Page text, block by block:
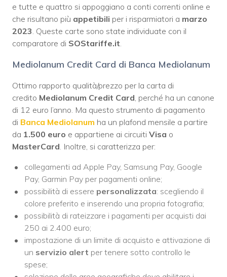
e tutte e quattro si appoggiano a conti correnti online e
che risultano più appetibili per i risparmiatori a marzo
2023 . Queste carte sono state individuate con il
comparatore di SOStariffe.it
Mediolanum Credit Card di Banca Mediolanum
Ottimo rapporto qualità/prezzo per la carta di
credito Mediolanum Credit Card , perché ha un canone
di 12 euro l’anno. Ma questo strumento di pagamento
di Banca Mediolanum ha un plafond mensile a partire
da 1.500 euro e appartiene ai circuiti Visa o
MasterCard . Inoltre, si caratterizza per:
collegamenti ad Apple Pay, Samsung Pay, Google
Pay, Garmin Pay per pagamenti online;
possibilità di essere personalizzata: scegliendo il
colore preferito e inserendo una propria fotografia;
possibilità di rateizzare i pagamenti per acquisti dai
250 ai 2.400 euro;
impostazione di un limite di acquisto e attivazione di
un servizio alert per tenere sotto controllo le
spese;